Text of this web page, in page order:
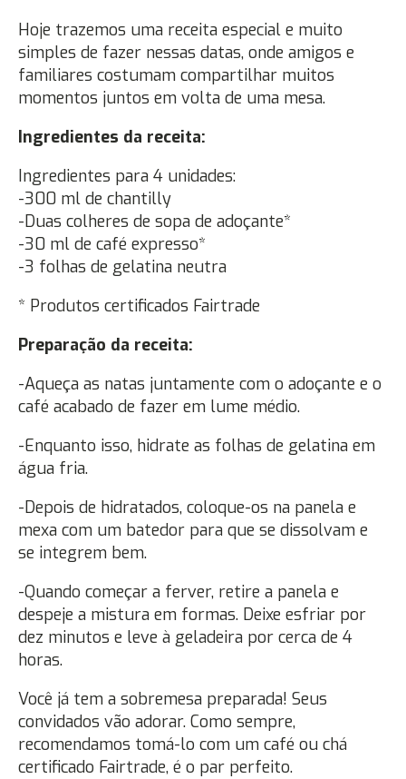
Hoje trazemos uma receita especial e muito
simples de fazer nessas datas, onde amigos e
familiares costumam compartilhar muitos
momentos juntos em volta de uma mesa.
Ingredientes da receita:
Ingredientes para 4 unidades:
-300 ml de chantilly
-Duas colheres de sopa de adoçante*
-30 ml de café expresso*
-3 folhas de gelatina neutra
* Produtos certificados Fairtrade
Preparação da receita:
-Aqueça as natas juntamente com o adoçante e o
café acabado de fazer em lume médio.
-Enquanto isso, hidrate as folhas de gelatina em
água fria.
-Depois de hidratados, coloque-os na panela e
mexa com um batedor para que se dissolvam e
se integrem bem.
-Quando começar a ferver, retire a panela e
despeje a mistura em formas. Deixe esfriar por
dez minutos e leve à geladeira por cerca de 4
horas.
Você já tem a sobremesa preparada! Seus
convidados vão adorar. Como sempre,
recomendamos tomá-lo com um café ou chá
certificado Fairtrade, é o par perfeito.